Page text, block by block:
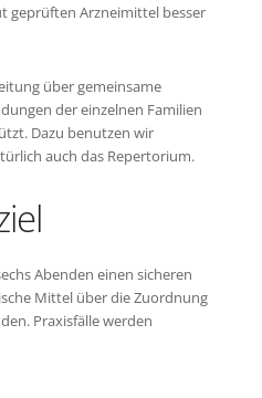
geprüften Arzneimittel besser
über gemeinsame
der einzelnen Familien
Dazu benutzen wir
auch das Repertorium.
Abenden einen sicheren
Mittel über die Zuordnung
Praxisfälle werden